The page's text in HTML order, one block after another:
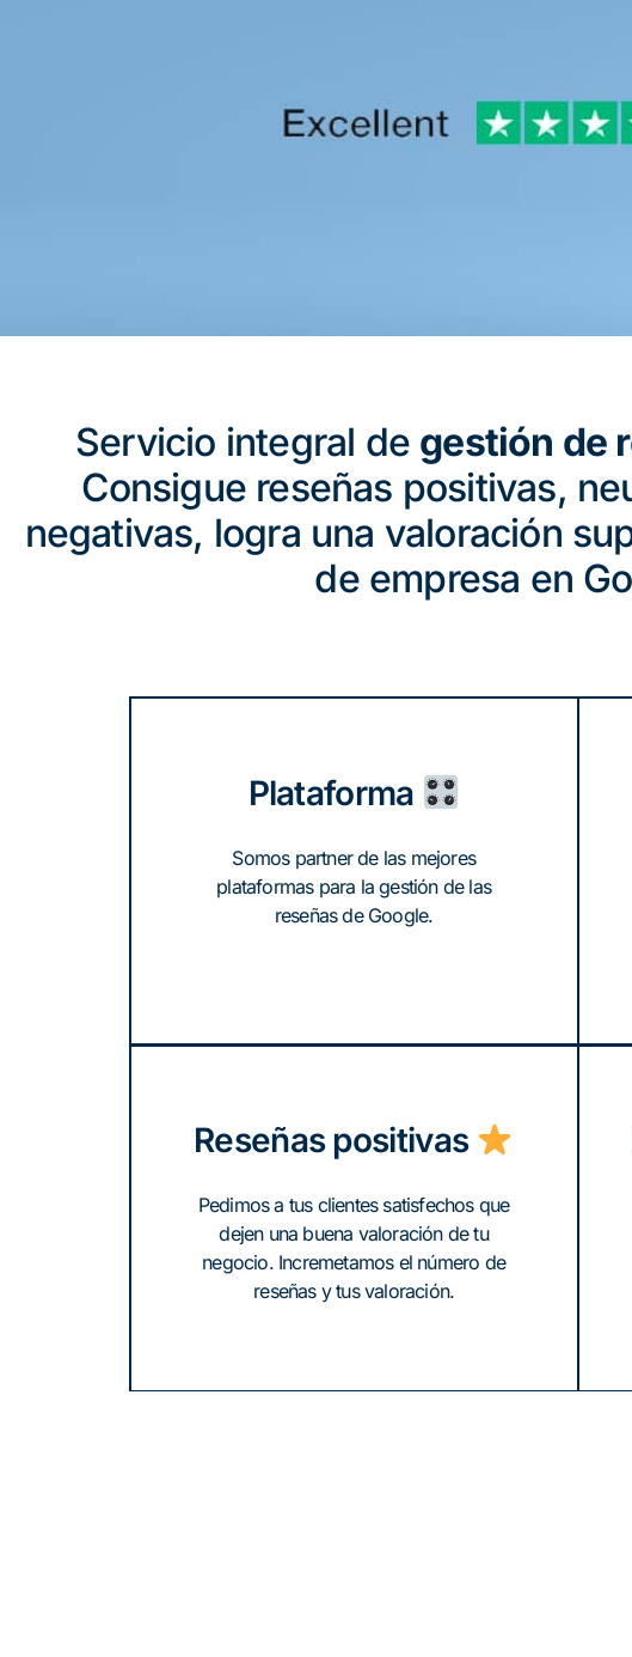
Servicio integral de gestión de
Consigue reseñas positivas,
negativas, logra una valoración
de empresa en
Plataforma
Somos partner de las mejores
plataformas para la gestión de las
reseñas de Google.
Reseñas positivas
Pedimos a tus clientes satisfechos que
dejen una buena valoración de tu
negocio. Incremetamos el número de
reseñas y tus valoración.